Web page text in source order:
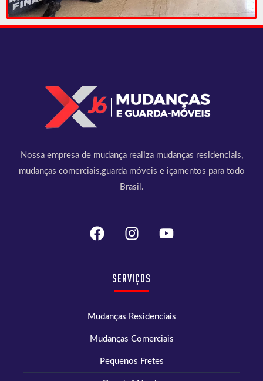
Nossa empresa de mudança realiza mudanças residenciais,
mudanças comerciais,guarda móveis e içamentos para todo
Brasil.
Serviços
Mudanças Residenciais
Mudanças Comerciais
Pequenos Fretes